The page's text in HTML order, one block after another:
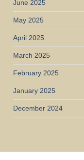
June 2025
May 2025
April 2025
March 2025
February 2025
January 2025
December 2024